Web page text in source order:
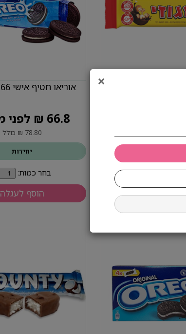
×
כמות:
לעגלה
אוריאו חטיף אישי 66 גר' 1/20
66.8 ₪ לפני מע''מ
78.80 ₪ כולל
יחידות
בחר כמות:
הוסף לעגלה